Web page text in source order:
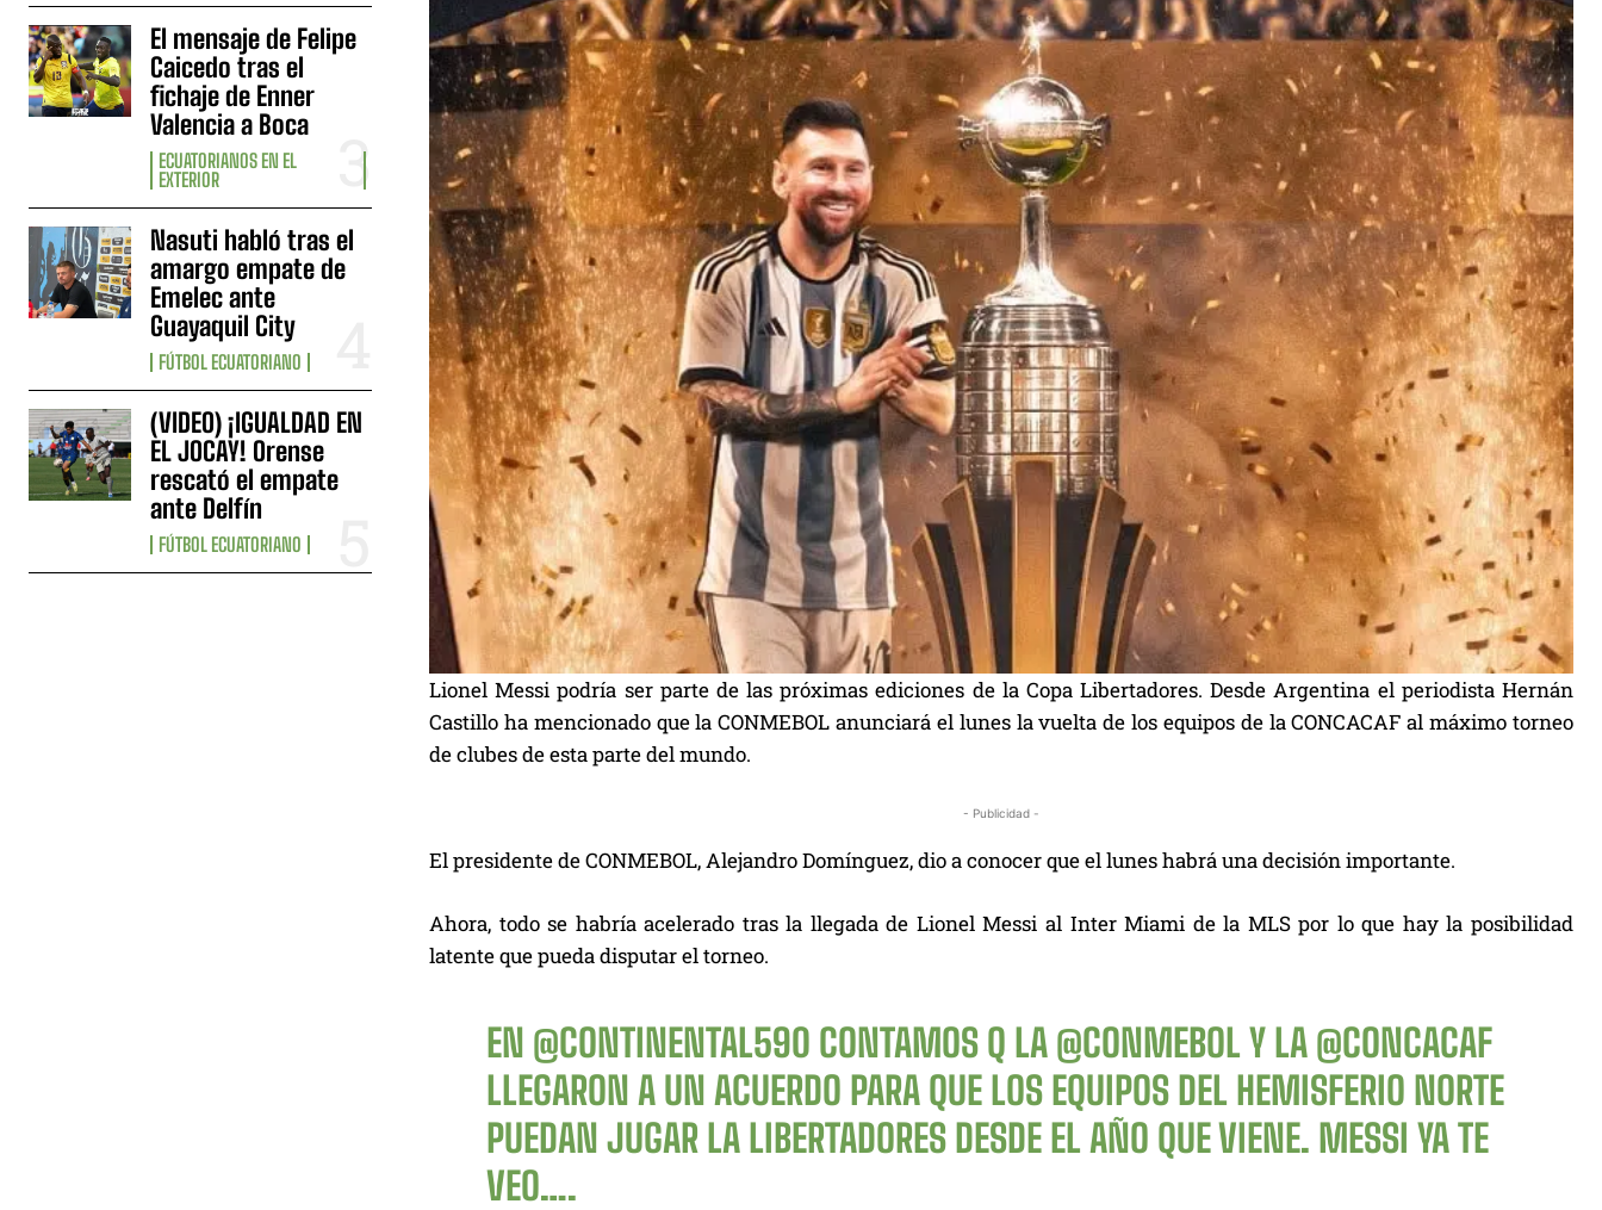
El mensaje de Felipe
Caicedo tras el
fichaje de Enner
Valencia a Boca
ECUATORIANOS EN EL
EXTERIOR
Nasuti habló tras el
amargo empate de
Emelec ante
Guayaquil City
FÚTBOL ECUATORIANO
(VIDEO) ¡IGUALDAD EN
EL JOCAY! Orense
rescató el empate
ante Delfín
FÚTBOL ECUATORIANO
Lionel Messi podría ser parte de las próximas ediciones de la Copa Libertadores. Desde Argentina el periodista Hernán
Castillo ha mencionado que la CONMEBOL anunciará el lunes la vuelta de los equipos de la CONCACAF al máximo torneo
de clubes de esta parte del mundo.
- Publicidad -
El presidente de CONMEBOL, Alejandro Domínguez, dio a conocer que el lunes habrá una decisión importante.
Ahora, todo se habría acelerado tras la llegada de Lionel Messi al Inter Miami de la MLS por lo que hay la posibilidad
latente que pueda disputar el torneo.
EN @CONTINENTAL590 CONTAMOS Q LA @CONMEBOL Y LA @CONCACAF
LLEGARON A UN ACUERDO PARA QUE LOS EQUIPOS DEL HEMISFERIO NORTE
PUEDAN JUGAR LA LIBERTADORES DESDE EL AÑO QUE VIENE. MESSI YA TE
VEO….